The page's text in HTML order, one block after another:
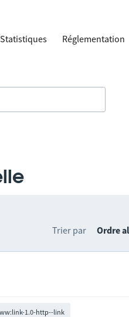
Statistiques Réglementation
Trier par Ordre
1.0-http--link